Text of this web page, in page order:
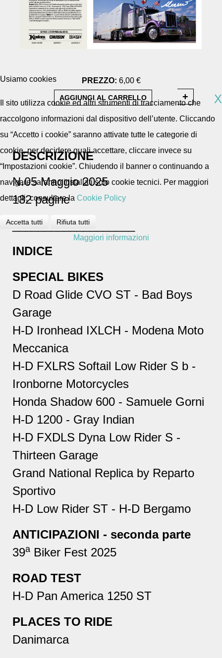
PREZZO: 6,00 €
DESCRIZIONE
N.05 Maggio 2025
132 pagine
___________________
INDICE
SPECIAL BIKES
D Road Glide CVO ST - Bad Boys
Garage
H-D Ironhead IXLCH - Modena Moto
Meccanica
H-D FXLRS Softail Low Rider S b -
Ironborne Motorcycles
Honda Shadow 600 - Samuele Gorni
H-D 1200 - Gray Indian
H-D FXDLS Dyna Low Rider S -
Thirteen Garage
Grand National Replica by Reparto
Sportivo
H-D Low Rider ST - H-D Bergamo
ANTICIPAZIONI - seconda parte
39a Biker Fest 2025
ROAD TEST
H-D Pan America 1250 ST
PLACES TO RIDE
Danimarca
Usiamo cookies
X
Il sito utilizza cookie ed altri strumenti di tracciamento che
raccolgono informazioni dal dispositivo dell’utente. Cliccando
su “Accetto i cookie” saranno attivate tutte le categorie di
cookie, per decidere quali accettare, cliccare invece su
“Impostazioni cookie”. Chiudendo il banner o continuando a
navigare saranno installati solo cookie tecnici. Per maggiori
dettagli, consultare la Cookie Policy
Accetta tutti Rifiuta tutti
Maggiori informazioni